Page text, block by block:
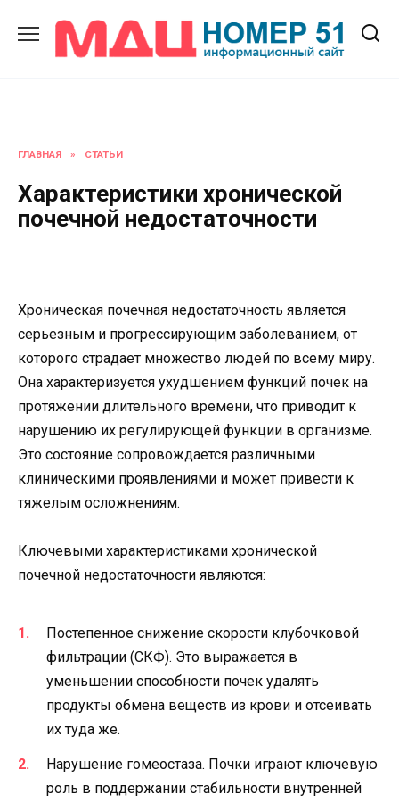
содержанию
ГЛАВНАЯ » СТАТЬИ
Характеристики хронической
почечной недостаточности
Хроническая почечная недостаточность является
серьезным и прогрессирующим заболеванием, от
которого страдает множество людей по всему миру.
Она характеризуется ухудшением функций почек на
протяжении длительного времени, что приводит к
нарушению их регулирующей функции в организме.
Это состояние сопровождается различными
клиническими проявлениями и может привести к
тяжелым осложнениям.
Ключевыми характеристиками хронической
почечной недостаточности являются:
Постепенное снижение скорости клубочковой
фильтрации (СКФ). Это выражается в
уменьшении способности почек удалять
продукты обмена веществ из крови и отсеивать
их туда же.
Нарушение гомеостаза. Почки играют ключевую
роль в поддержании стабильности внутренней